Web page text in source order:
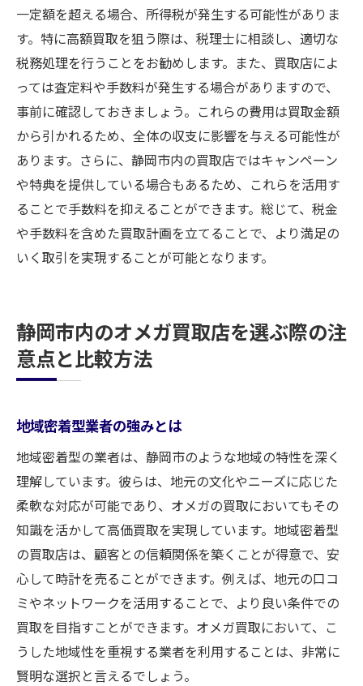
一定額を超える場合、所得税が発生する可能性がありま
す。特に高額買取を狙う際は、税理士に相談し、適切な
税務処理を行うことをお勧めします。また、買取店によ
っては査定料や手数料が発生する場合がありますので、
事前に確認しておきましょう。これらの費用は買取金額
から引かれるため、全体の収支に影響を与える可能性が
あります。さらに、静岡市内の買取店ではキャンペーン
や特典を提供している場合もあるため、これらを活用す
ることで手数料を抑えることができます。総じて、税金
や手数料を含めた買取計画を立てることで、より満足の
いく取引を実現することが可能となります。
静岡市内のオメガ買取店を選ぶ際の注
意点と比較方法
地域密着型業者の強みとは
地域密着型の業者は、静岡市のような地域の特性を深く
理解しています。彼らは、地元の文化やニーズに応じた
柔軟な対応が可能であり、オメガの買取においてもその
知識を活かして高価買取を実現しています。地域密着型
の買取店は、顧客との信頼関係を築くことが得意で、安
心して時計を売ることができます。例えば、地元の口コ
ミやネットワークを活用することで、より良い条件での
買取を目指すことができます。オメガ買取において、こ
うした地域性を重視する業者を利用することは、非常に
賢明な選択と言えるでしょう。